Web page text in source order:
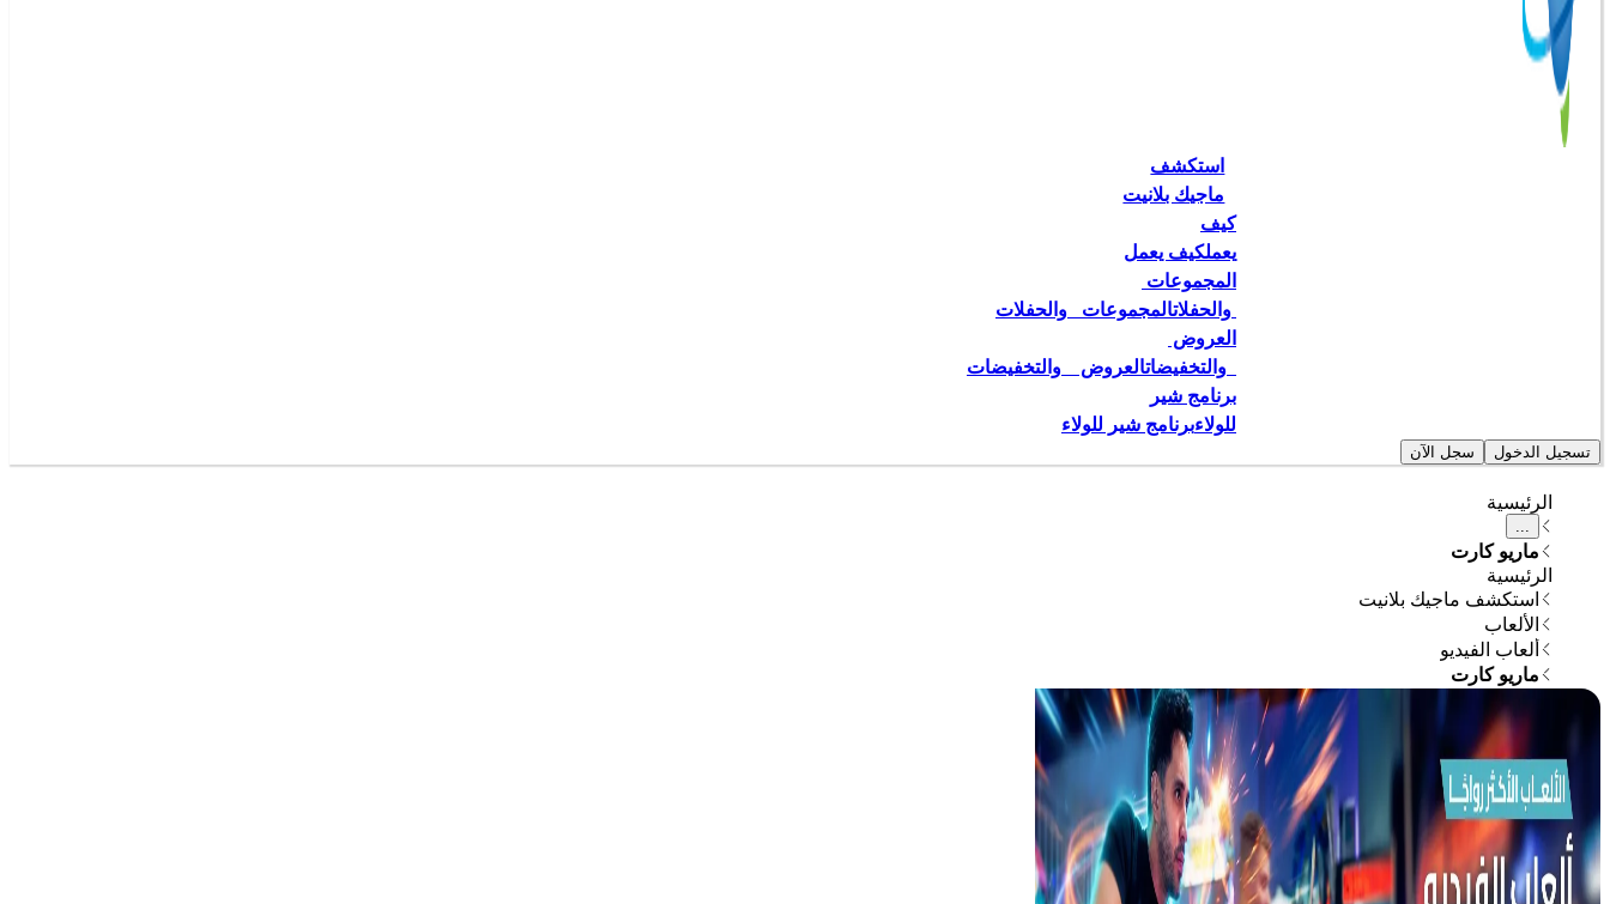
استكشف
ماجيك بلانيت
كيف
يعملكيف يعمل
المجموعات
والحفلاتالمجموعات   والحفلات
العروض
  والتخفيضات
العروض    والتخفيضات
برنامج شير
للولاءبرنامج شير للولاء
تسجيل الدخول سجل الآن
الرئيسية
ماريو كارت
الرئيسية
استكشف ماجيك بلانيت
الألعاب
ألعاب الفيديو
ماريو كارت